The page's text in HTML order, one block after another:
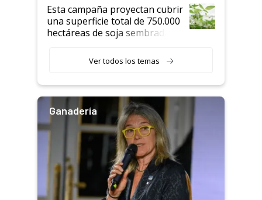
Esta campaña proyectan cubrir
una superficie total de 750.000
hectáreas de soja sembradas
variedades que marcan un
salto tecnológico en genética y
Ver todos los temas
Ganadería